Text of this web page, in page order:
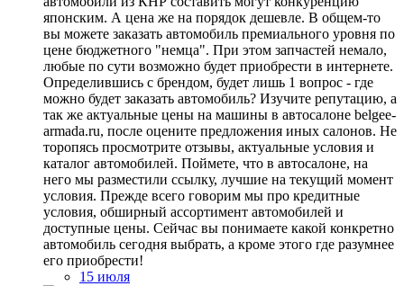
японским. А цена же на порядок дешевле. В общем-то
вы можете заказать автомобиль премиального уровня по
цене бюджетного "немца". При этом запчастей немало,
любые по сути возможно будет приобрести в интернете.
Определившись с брендом, будет лишь 1 вопрос - где
можно будет заказать автомобиль? Изучите репутацию, а
так же актуальные цены на машины в автосалоне belgee-
armada.ru, после оцените предложения иных салонов. Не
торопясь просмотрите отзывы, актуальные условия и
каталог автомобилей. Поймете, что в автосалоне, на
него мы разместили ссылку, лучшие на текущий момент
условия. Прежде всего говорим мы про кредитные
условия, обширный ассортимент автомобилей и
доступные цены. Сейчас вы понимаете какой конкретно
автомобиль сегодня выбрать, а кроме этого где разумнее
его приобрести!
15 июля